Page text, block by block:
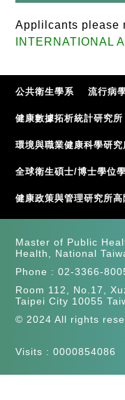
Applilcants please
INTERNATIONAL
公共衛生學系 流行病
健康數據拓析統計研究所
環境與職業健康科學研究
全球衛生碩士/博士學位
健康政策與管理研究所
Master of Public
Health, National
Phone :02-3366-
Room 112, No.17,
Taipei City 10055
© 2024 All rights
Visits : 0000854086